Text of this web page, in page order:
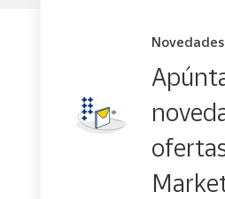
Novedades